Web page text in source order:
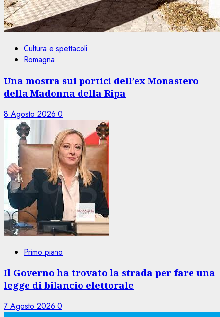
Cultura e spettacoli
Romagna
Una mostra sui portici dell’ex Monastero
della Madonna della Ripa
8 Agosto 2026 0
Primo piano
Il Governo ha trovato la strada per fare una
legge di bilancio elettorale
7 Agosto 2026 0